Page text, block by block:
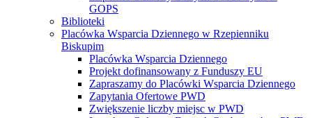
GOPS
Biblioteki
Placówka Wsparcia Dziennego w Rzepienniku
Biskupim
Placówka Wsparcia Dziennego
Projekt dofinansowany z Funduszy EU
Zapraszamy do Placówki Wsparcia Dziennego
Zapytania Ofertowe PWD
Zwiększenie liczby miejsc w PWD